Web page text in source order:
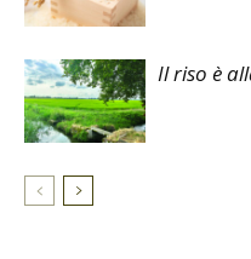
Il riso è